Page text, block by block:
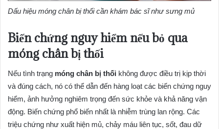
Dấu hiệu móng chân bị thối cần khám bác sĩ như sưng mủ
Biến chứng nguy hiểm nếu bỏ qua
móng chân bị thối
Nếu tình trạng móng chân bị thối không được điều trị kịp thời
và đúng cách, nó có thể dẫn đến hàng loạt các biến chứng nguy
hiểm, ảnh hưởng nghiêm trọng đến sức khỏe và khả năng vận
động. Biến chứng phổ biến nhất là nhiễm trùng lan rộng. Các
triệu chứng như xuất hiện mủ, chảy máu liên tục, sốt, đau dữ